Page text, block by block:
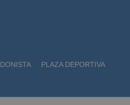
PLAZA DEPORTIVA